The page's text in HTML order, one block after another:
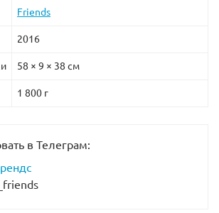
Friends
2016
58 × 9 × 38 см
1 800 г
в Телеграм: